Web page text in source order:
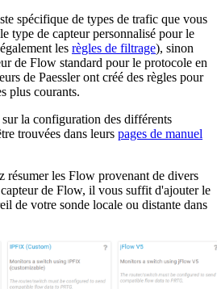
spécifique de types de trafic que vous
type de capteur personnalisé pour le
les règles de filtrage), sinon
de Flow standard pour le protocole en
de Paessler ont créé des règles pour
plus courants.
la configuration des différents
trouvées dans leurs pages de manuel
résumer les Flow provenant de divers
de Flow, il vous suffit d'ajouter le
de votre sonde locale ou distante dans